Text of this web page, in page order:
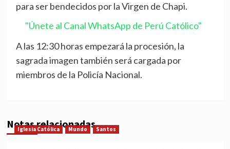
para ser bendecidos por la Virgen de Chapi.
"Únete al Canal WhatsApp de Perú Católico"
A las 12:30 horas empezará la procesión, la
sagrada imagen también será cargada por
miembros de la Policía Nacional.
Notas relacionadas
Iglesia Católica Mundo Santos